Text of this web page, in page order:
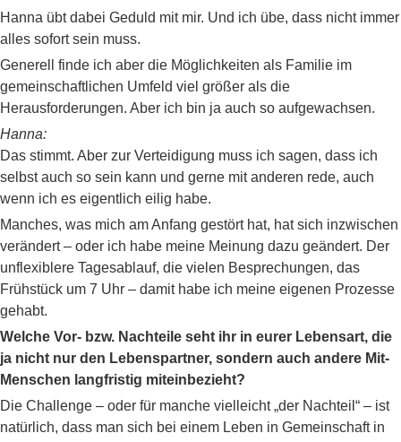
Hanna übt dabei Geduld mit mir. Und ich übe, dass nicht immer
alles sofort sein muss.
Generell finde ich aber die Möglichkeiten als Familie im
gemeinschaftlichen Umfeld viel größer als die
Herausforderungen. Aber ich bin ja auch so aufgewachsen.
Hanna:
Das stimmt. Aber zur Verteidigung muss ich sagen, dass ich
selbst auch so sein kann und gerne mit anderen rede, auch
wenn ich es eigentlich eilig habe.
Manches, was mich am Anfang gestört hat, hat sich inzwischen
verändert – oder ich habe meine Meinung dazu geändert. Der
unflexiblere Tagesablauf, die vielen Besprechungen, das
Frühstück um 7 Uhr – damit habe ich meine eigenen Prozesse
gehabt.
Welche Vor- bzw. Nachteile seht ihr in eurer Lebensart, die
ja nicht nur den Lebenspartner, sondern auch andere Mit-
Menschen langfristig miteinbezieht?
Die Challenge – oder für manche vielleicht „der Nachteil“ – ist
natürlich, dass man sich bei einem Leben in Gemeinschaft in